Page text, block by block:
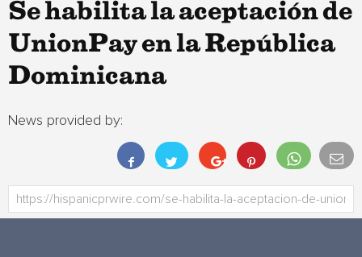
Se habilita la aceptación de
UnionPay en la República
Dominicana
News provided by: